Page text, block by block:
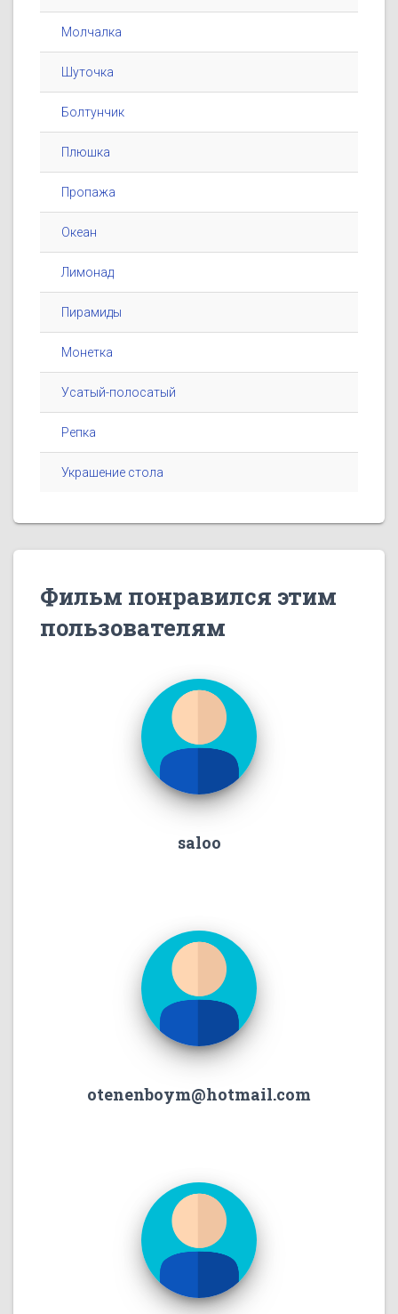
Молчалка
Шуточка
Болтунчик
Плюшка
Пропажа
Океан
Лимонад
Пирамиды
Монетка
Усатый-полосатый
Репка
Украшение стола
Фильм понравился этим
пользователям
saloo
otenenboym@hotmail.com